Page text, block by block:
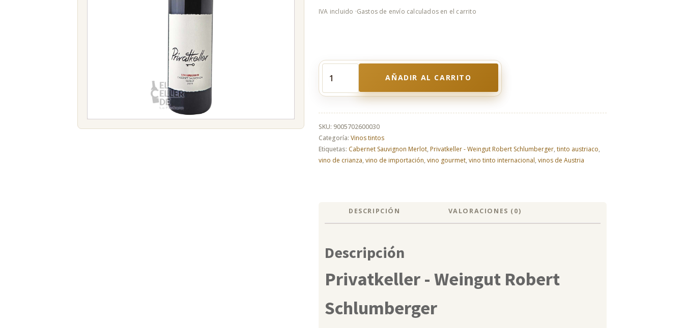
-
Robert
Schlumberger
premium
cantidad
AÑADIR AL CARRITO
SKU: 9005702600030
Categoría: Vinos tintos
Etiquetas: Cabernet Sauvignon Merlot, Privatkeller - Weingut Robert Schlumberger,tinto austriaco,
vino de crianza,vino de importación,vino gourmet,vino tinto internacional,vinos de Austria
DESCRIPCIÓN VALORACIONES (0)
Descripción
Privatkeller - Weingut Robert
Schlumberger